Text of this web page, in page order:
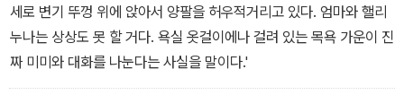
세로 변기 뚜껑 위에 앉아서 양팔을 허우적거리고 있다. 엄마와 핼리
누나는 상상도 못 할 거다. 욕실 옷걸이에나 걸려 있는 목욕 가운이 진
짜 미미와 대화를 나눈다는 사실을 말이다.'